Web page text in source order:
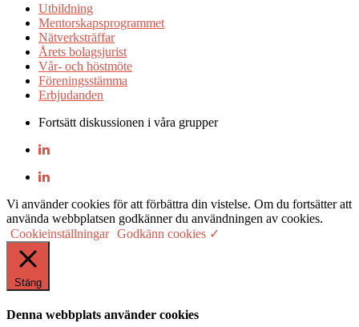
Utbildning
Mentorskapsprogrammet
Nätverksträffar
Årets bolagsjurist
Vår- och höstmöte
Föreningsstämma
Erbjudanden
Fortsätt diskussionen i våra grupper
Vi använder cookies för att förbättra din vistelse. Om du fortsätter att
använda webbplatsen godkänner du användningen av cookies.
Cookieinställningar Godkänn cookies ✓
Stäng
Denna webbplats använder cookies